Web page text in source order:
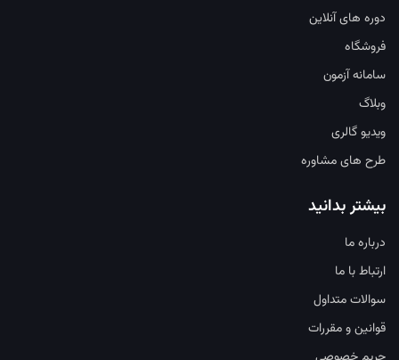
دوره های آنلاین
فروشگاه
سامانه آزمون
وبلاگ
ویدیو گالری
طرح های مشاوره
بیشتر بدانید
درباره ما
ارتباط با ما
سوالات متداول
قوانین و مقررات